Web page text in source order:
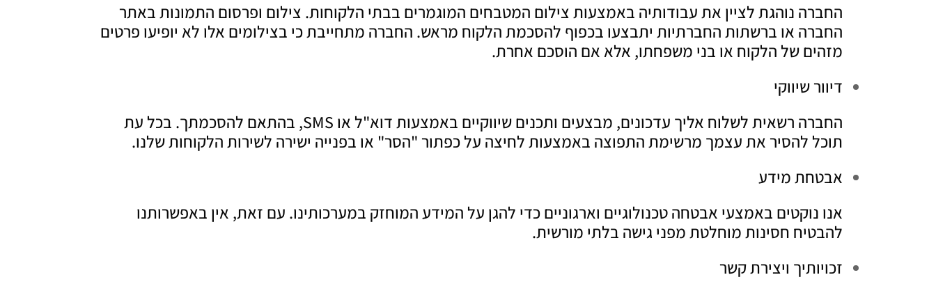
החברה נוהגת לציין את עבודותיה באמצעות צילום המטבחים המוגמרים בבתי הלקוחות. צילום ופרסום התמונות באתר
החברה או ברשתות החברתיות יתבצעו בכפוף להסכמת הלקוח מראש. החברה מתחייבת כי בצילומים אלו לא יופיעו פרטים
מזהים של הלקוח או בני משפחתו, אלא אם הוסכם אחרת.
דיוור שיווקי
החברה רשאית לשלוח אליך עדכונים, מבצעים ותכנים שיווקיים באמצעות דוא"ל או SMS, בהתאם להסכמתך. בכל עת
תוכל להסיר את עצמך מרשימת התפוצה באמצעות לחיצה על כפתור "הסר" או בפנייה ישירה לשירות הלקוחות שלנו.
אבטחת מידע
אנו נוקטים באמצעי אבטחה טכנולוגיים וארגוניים כדי להגן על המידע המוחזק במערכותינו. עם זאת, אין באפשרותנו
להבטיח חסינות מוחלטת מפני גישה בלתי מורשית.
זכויותיך ויצירת קשר